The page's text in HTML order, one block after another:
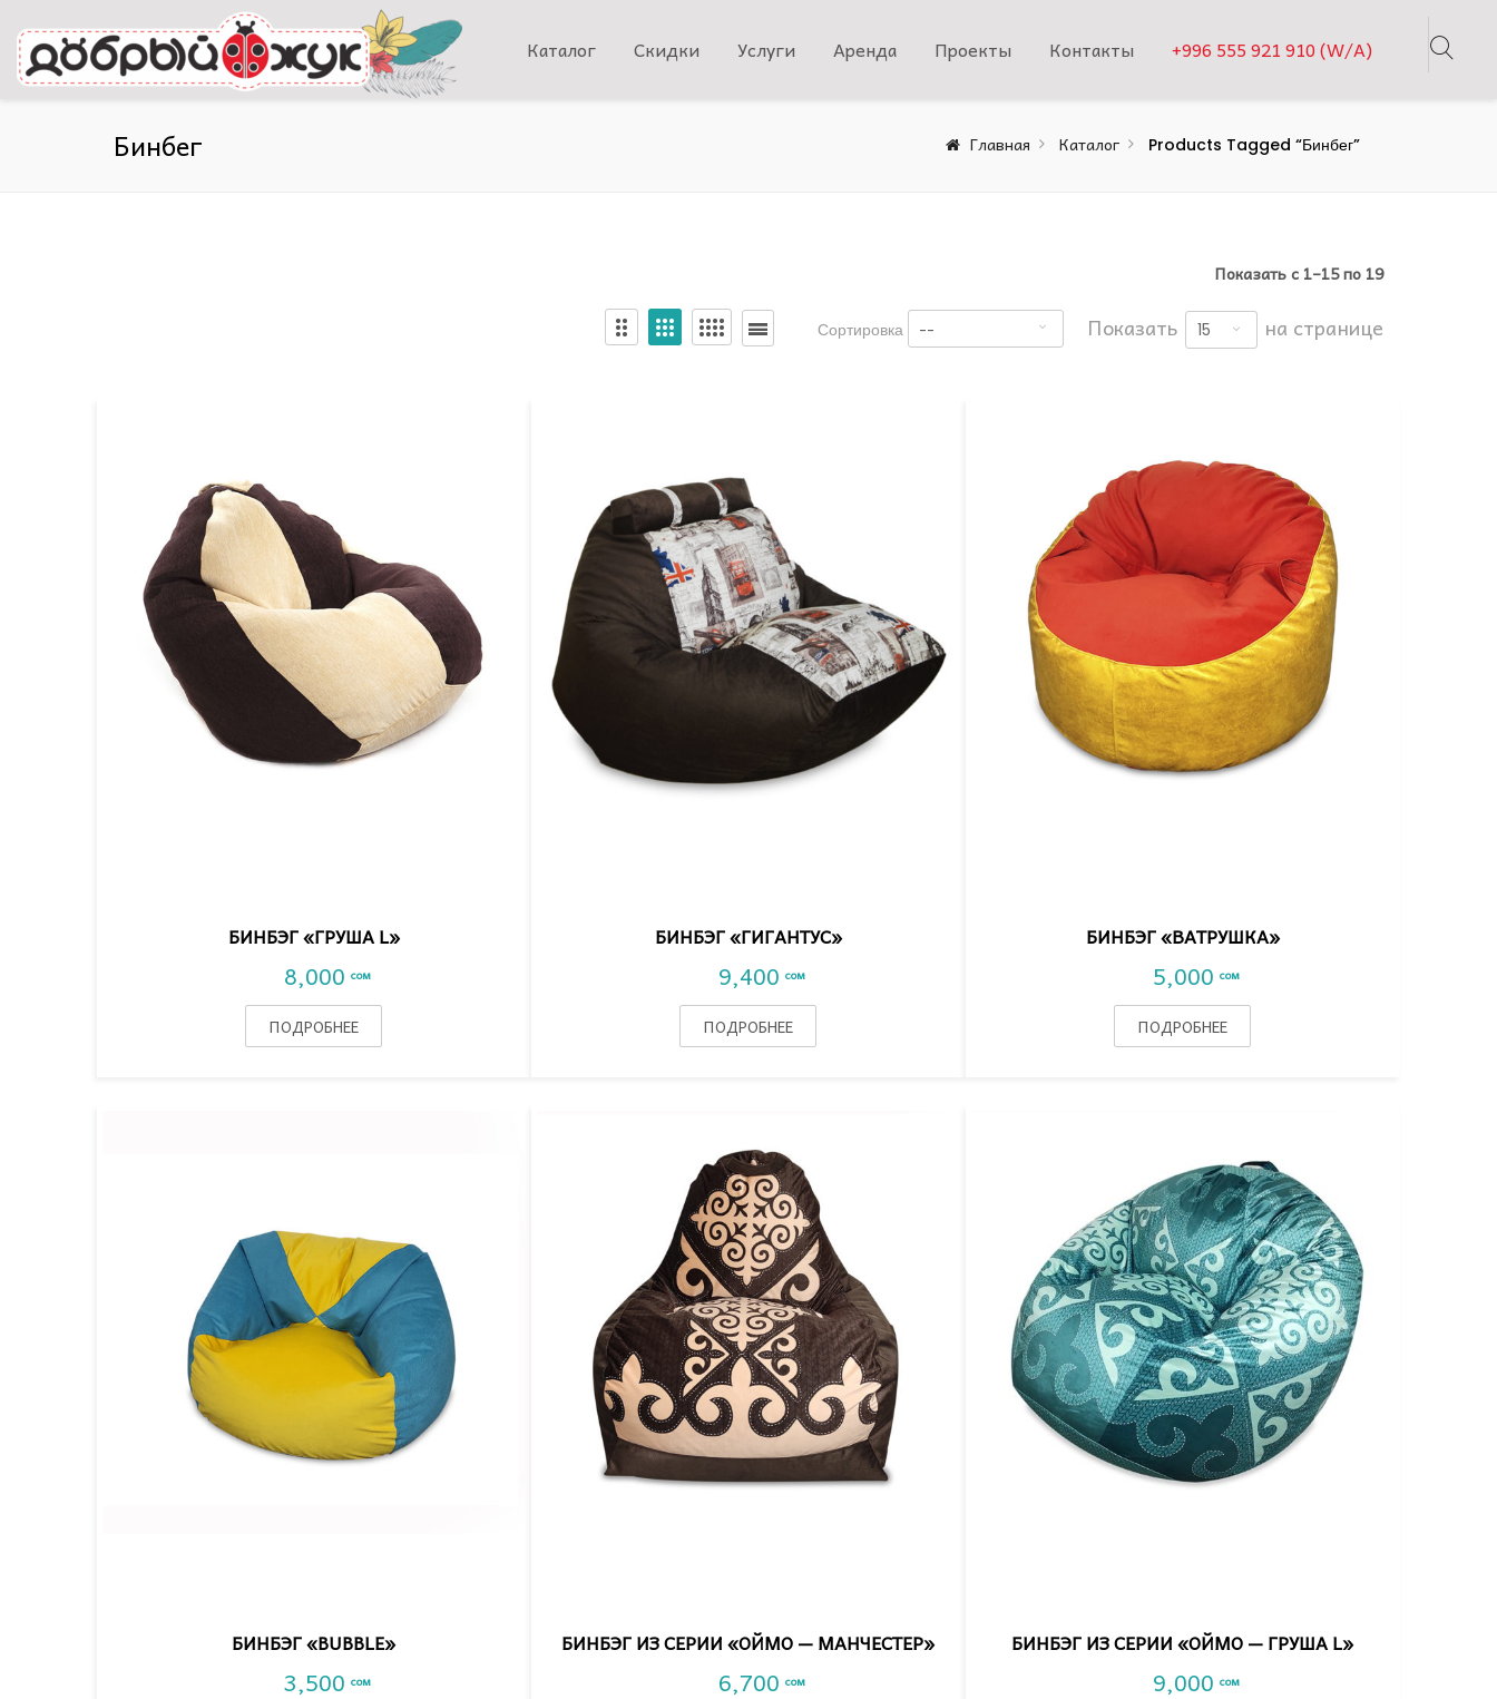
Каталог Скидки Услуги Аренда Проекты Контакты +996 555 921 910 (W/A)
Бинбег Главная Каталог Products Tagged “бинбег”
Показать с 1–15 по 19
Сортировка -- Показать 15 на странице
БИНБЭГ «ГРУША L»
8,000сом
ПОДРОБНЕЕ
БИНБЭГ «ГИГАНТУС»
9,400сом
ПОДРОБНЕЕ
БИНБЭГ «ВАТРУШКА»
5,000сом
ПОДРОБНЕЕ
БИНБЭГ «BUBBLE»
3,500сом
БИНБЭГ ИЗ СЕРИИ «ОЙМО — МАНЧЕСТЕР»
6,700сом
БИНБЭГ ИЗ СЕРИИ «ОЙМО — ГРУША L»
9,000сом